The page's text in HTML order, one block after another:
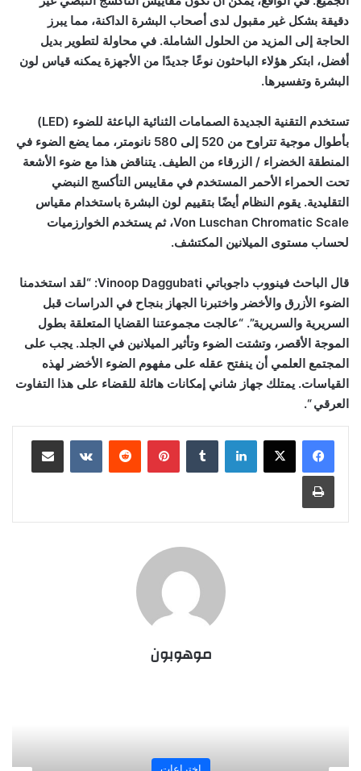
دقيقة بشكل غير مقبول لدى أصحاب البشرة الداكنة، مما يبرز
الحاجة إلى المزيد من الحلول الشاملة. في محاولة لتطوير بديل
أفضل، ابتكر هؤلاء الباحثون نوعًا جديدًا من الأجهزة يمكنه قياس لون
البشرة وتفسيرها.
تستخدم التقنية الجديدة الصمامات الثنائية الباعثة للضوء (LED)
بأطوال موجية تتراوح من 520 إلى 580 نانومتر، مما يضع الضوء في
المنطقة الخضراء / الزرقاء من الطيف. يتناقض هذا مع ضوء الأشعة
تحت الحمراء الأحمر المستخدم في مقاييس التأكسج النبضي
التقليدية. يقوم النظام أيضًا بتقييم لون البشرة باستخدام مقياس
Von Luschan Chromatic Scale، ثم يستخدم الخوارزميات
لحساب مستوى الميلانين المكتشف.
قال الباحث فينووب داجوباتي Vinoop Daggubati: “لقد استخدمنا
الضوء الأزرق والأخضر واختبرنا الجهاز بنجاح في الدراسات قبل
السريرية والسريرية”. “عالجت مجموعتنا القضايا المتعلقة بطول
الموجة الأقصر، وتشتت الضوء وتأثير الميلانين في الجلد. يجب على
المجتمع العلمي أن ينفتح عقله على مفهوم الضوء الأخضر لهذه
القياسات. يمتلك جهاز شاني إمكانات هائلة للقضاء على هذا التفاوت
العرقي “.
لينكدإن بينتيريست مشاركة عبر البريد
طباعة
موهوبون